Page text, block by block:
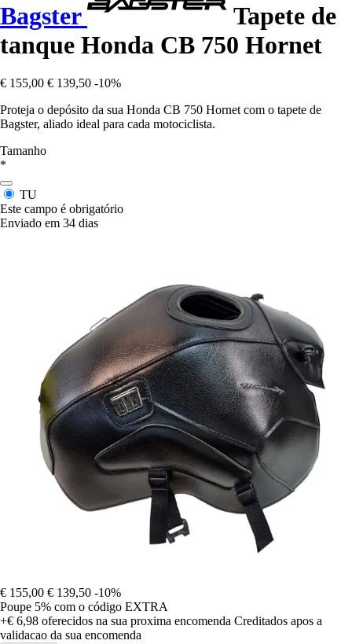
Bagster
Tapete de
tanque Honda CB 750 Hornet
€ 155,00 € 139,50 -10%
Proteja o depósito da sua Honda CB 750 Hornet com o tapete de
Bagster, aliado ideal para cada motociclista.
Tamanho
*
TU
Este campo é obrigatório
Enviado em 34 dias
€ 155,00 € 139,50 -10%
Poupe 5% com o código EXTRA
+€ 6,98 oferecidos na sua proxima encomenda Creditados apos a
validacao da sua encomenda